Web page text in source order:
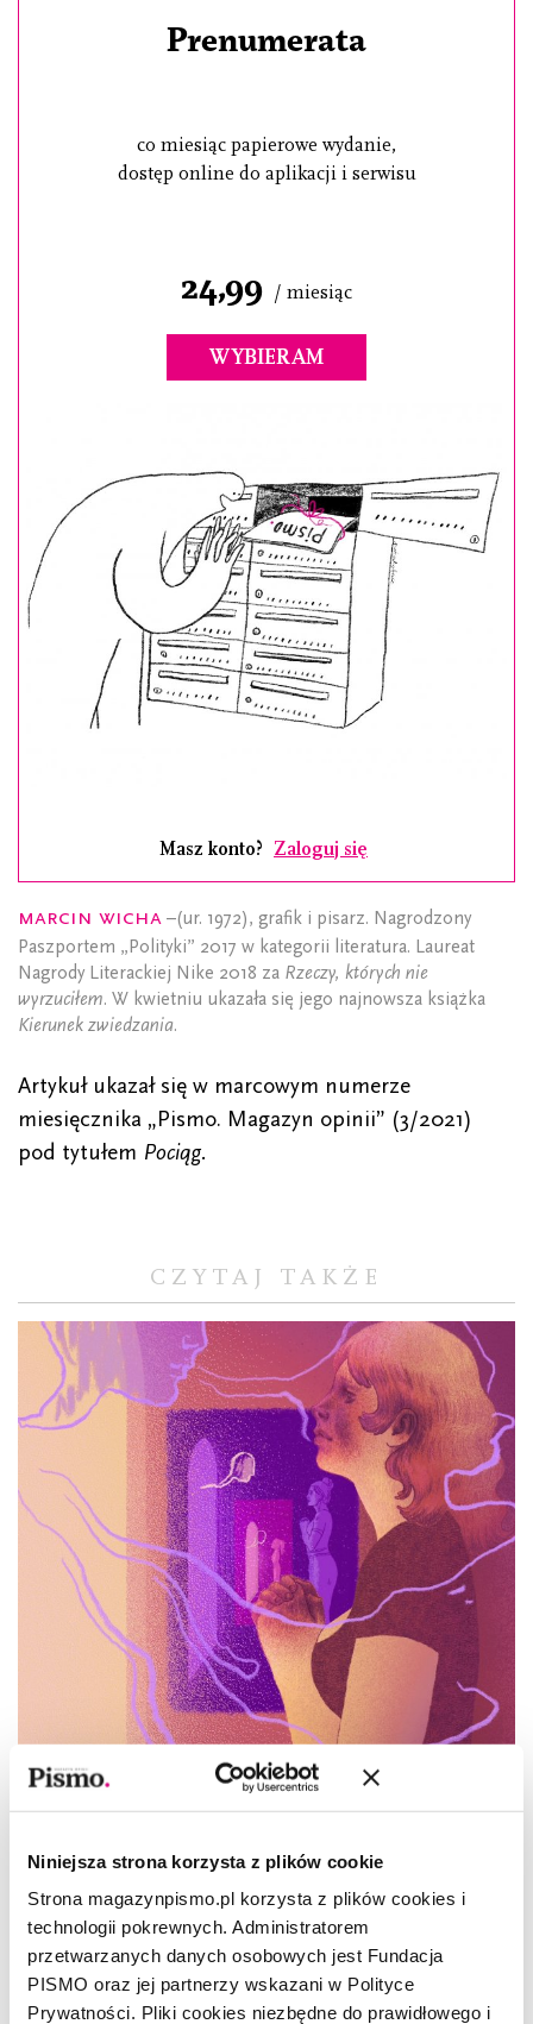
Niniejsza strona korzysta z plików cookie
Strona magazynpismo.pl korzysta z plików cookies i
technologii pokrewnych. Administratorem
przetwarzanych danych osobowych jest Fundacja
PISMO oraz jej partnerzy wskazani w Polityce
Prywatności. Pliki cookies niezbędne do prawidłowego i
Prenumerata
co miesiąc papierowe wydanie,
dostęp online do aplikacji i serwisu
24,99 / miesiąc
WYBIERAM
Masz konto? Zaloguj się
Marcin Wicha –(ur. 1972), grafik i pisarz. Nagrodzony
Paszportem „Polityki” 2017 w kategorii literatura. Laureat
Nagrody Literackiej Nike 2018 za Rzeczy, których nie
wyrzuciłem. W kwietniu ukazała się jego najnowsza książka
Kierunek zwiedzania.
Artykuł ukazał się w marcowym numerze
miesięcznika „Pismo. Magazyn opinii” (3/2021)
pod tytułem Pociąg.
CZYTAJ TAKŻE
ESEJ KULTURA
Dlaczego oglądamy „Love is Blind”?
KATARZYNA KAZIMIEROWSKA, KAROLINA LEWESTAM